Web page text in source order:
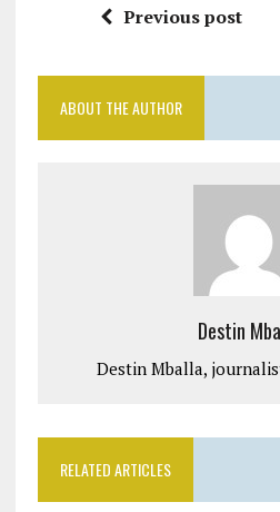
Previous post
ABOUT THE AUTHOR
Destin
Destin Mballa,
RELATED ARTICLES